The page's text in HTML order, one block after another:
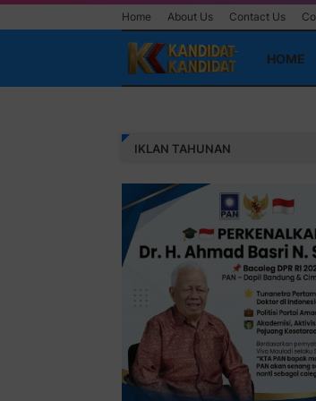
Home About Us Contact Us
HOME
IKLAN TAHUNAN